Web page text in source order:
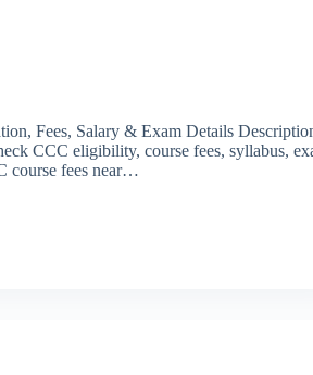
Fees, Salary & Exam Details
CCC eligibility, course fees, syllabus,
course fees near…